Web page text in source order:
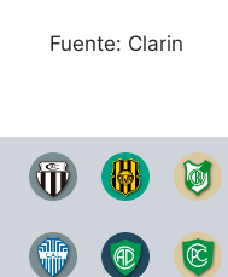
	Fuente: Clarin